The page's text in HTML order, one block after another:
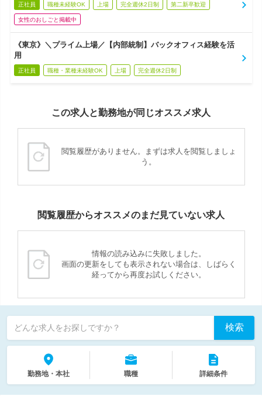
正社員 職種未経験OK 上場 完全週休2日制 第二新卒歓迎
女性のおしごと掲載中
《東京》＼プライム上場／【内部統制】バックオフィス経験を活
用
正社員 職種・業種未経験OK 上場 完全週休2日制
この求人と勤務地が同じオススメ求人
閲覧履歴がありません。まずは求人を閲覧しましょ
う。
閲覧履歴からオススメのまだ見ていない求人
情報の読み込みに失敗しました。
画面の更新をしても表示されない場合は、しばらく
経ってから再度お試しください。
どんな求人をお探しですか？ 検索
勤務地・本社 職種 詳細条件